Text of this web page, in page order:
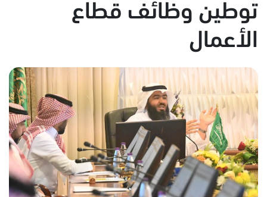
توطين وظائف قطاع
الأعمال